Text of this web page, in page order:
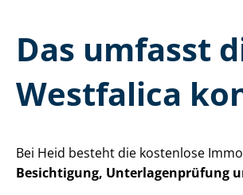
Das umfasst
Westfalica
Bei Heid besteht die kostenlose
Besichtigung, Un­ter­la­gen­prü­fung